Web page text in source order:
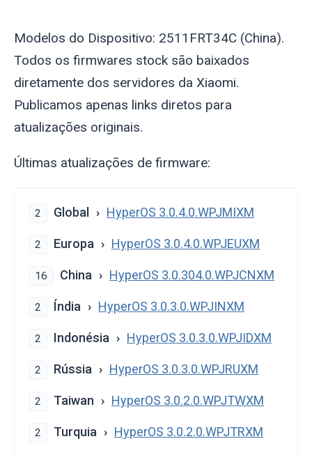
Modelos do Dispositivo: 2511FRT34C (China).
Todos os firmwares stock são baixados
diretamente dos servidores da Xiaomi.
Publicamos apenas links diretos para
atualizações originais.
Últimas atualizações de firmware:
2 Global HyperOS 3.0.4.0.WPJMIXM
2 Europa HyperOS 3.0.4.0.WPJEUXM
16 China HyperOS 3.0.304.0.WPJCNXM
2 Índia HyperOS 3.0.3.0.WPJINXM
2 Indonésia HyperOS 3.0.3.0.WPJIDXM
2 Rússia HyperOS 3.0.3.0.WPJRUXM
2 Taiwan HyperOS 3.0.2.0.WPJTWXM
2 Turquia HyperOS 3.0.2.0.WPJTRXM